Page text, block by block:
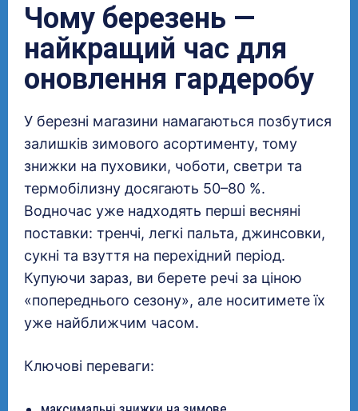
Чому березень —
найкращий час для
оновлення гардеробу
У березні магазини намагаються позбутися
залишків зимового асортименту, тому
знижки на пуховики, чоботи, светри та
термобілизну досягають 50–80 %.
Водночас уже надходять перші весняні
поставки: тренчі, легкі пальта, джинсовки,
сукні та взуття на перехідний період.
Купуючи зараз, ви берете речі за ціною
«попереднього сезону», але носитимете їх
уже найближчим часом.
Ключові переваги: